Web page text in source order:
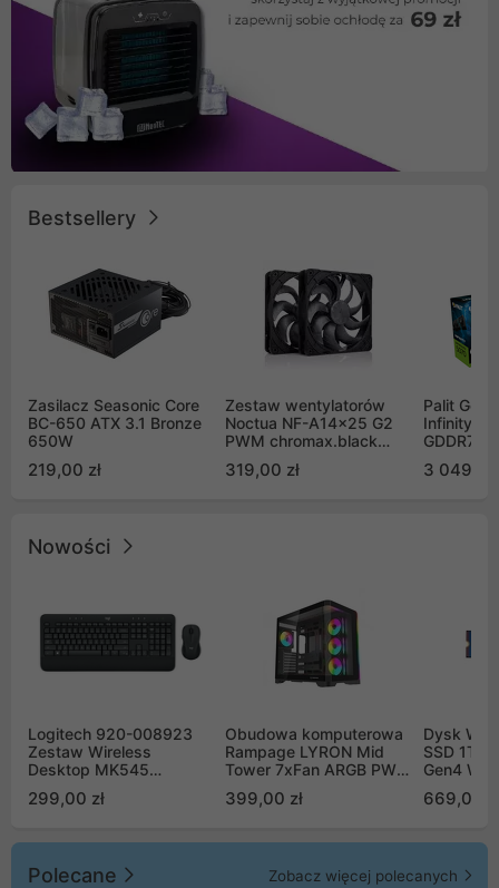
Bestsellery
Zasilacz Seasonic Core
BC-650 ATX 3.1 Bronze
650W
219,00 zł
Zestaw wentylatorów
Noctua NF-A14x25 G2
PWM chromax.black
Push Pull (2szt)
319,00 zł
Palit
Infinity 3
GDDR7
GB2050S)
3 049,00
Nowości
Logitech 920-008923
Zestaw Wireless
Desktop MK545
299,00 zł
Obudowa komputerowa
Rampage LYRON Mid
Tower 7xFan ARGB PWM
399,00 zł
Dysk WD
SSD 1TB
Gen4
669,00
Polecane Zobacz więcej polecanych